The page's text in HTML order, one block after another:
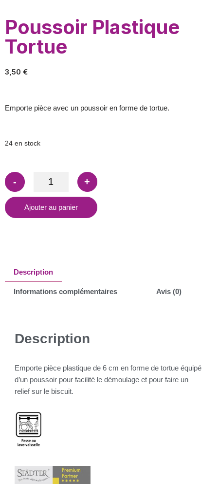
Poussoir Plastique
Tortue
3,50 €
Emporte pièce avec un poussoir en forme de tortue.
24 en stock
- +
Ajouter au panier
Description
Informations complémentaires Avis (0)
Description
Emporte pièce plastique de 6 cm en forme de tortue équipé
d’un poussoir pour facilité le démoulage et pour faire un
relief sur le biscuit.